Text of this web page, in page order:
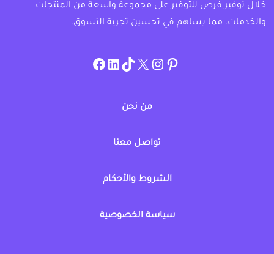
خلال توفير فرص للتوفير على مجموعة واسعة من المنتجات
والخدمات، مما يساهم في تحسين تجربة التسوق.
pinterest
allcouponat
twitter
TikTok
linkedin
facebook
من نحن
تواصل معنا
الشروط والأحكام
سياسة الخصوصية